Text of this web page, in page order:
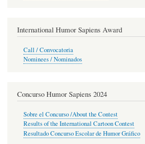
International Humor Sapiens Award
Call / Convocatoria
Nominees / Nominados
Concurso Humor Sapiens 2024
Sobre el Concurso /About the Contest
Results of the International Cartoon Contest
Resultado Concurso Escolar de Humor Gráfico